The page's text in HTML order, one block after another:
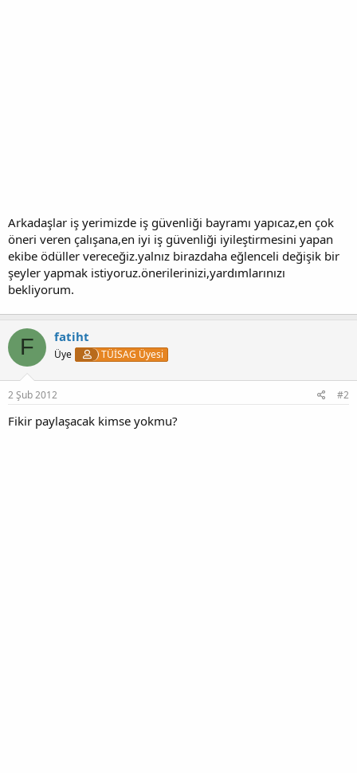
Arkadaşlar iş yerimizde iş güvenliği bayramı yapıcaz,en çok
öneri veren çalışana,en iyi iş güvenliği iyileştirmesini yapan
ekibe ödüller vereceğiz.yalnız birazdaha eğlenceli değişik bir
şeyler yapmak istiyoruz.önerilerinizi,yardımlarınızı
bekliyorum.
F fatiht
Üye TÜİSAG Üyesi
2 Şub 2012 #2
Fikir paylaşacak kimse yokmu?